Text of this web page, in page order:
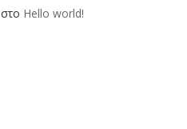
Hello world!